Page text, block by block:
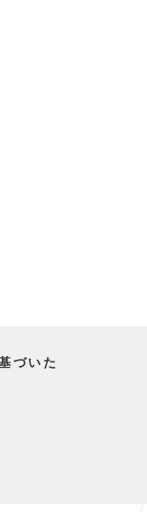
づいた